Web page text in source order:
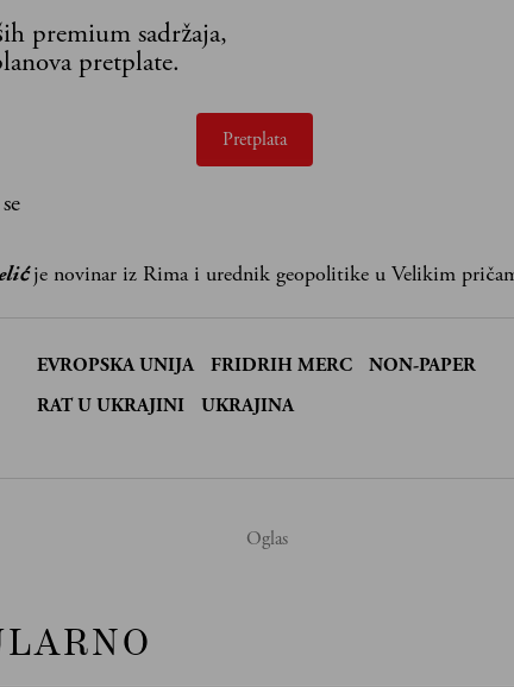
premium sadržaja,
pretplate.
Pretplata
je novinar iz Rima i urednik geopolitike u Velikim
EVROPSKA UNIJA FRIDRIH MERC
NON-PAPER
RAT U UKRAJINI
UKRAJINA